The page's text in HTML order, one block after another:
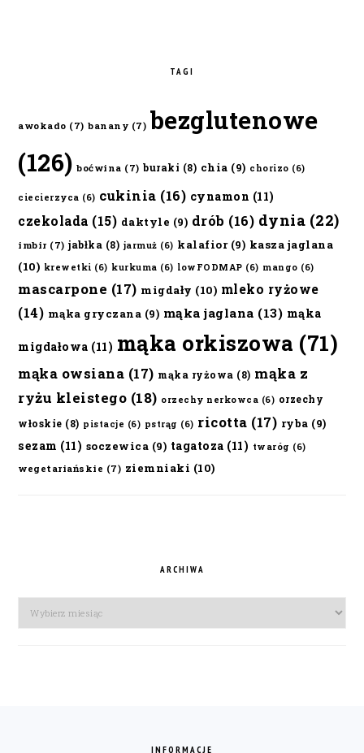
TAGI
awokado (7) banany (7) bezglutenowe
(126) boćwina (7) buraki (8) chia (9) chorizo (6)
ciecierzyca (6) cukinia (16) cynamon (11)
czekolada (15) daktyle (9) drób (16) dynia (22)
imbir (7) jabłka (8) jarmuż (6) kalafior(9) kasza jaglana
(10) krewetki (6) kurkuma (6) lowFODMAP (6) mango (6)
mascarpone (17) migdały (10) mleko ryżowe
(14) mąka gryczana (9) mąka jaglana (13) mąka
migdałowa (11) mąka orkiszowa (71)
mąka owsiana (17) mąka ryżowa (8) mąka z
ryżu kleistego (18) orzechy nerkowca (6) orzechy
włoskie (8) pistacje (6) pstrąg (6) ricotta (17) ryba (9)
sezam (11) soczewica (9) tagatoza (11) twaróg (6)
wegetariańskie (7) ziemniaki (10)
ARCHIWA
Archiwa
INFORMACJE